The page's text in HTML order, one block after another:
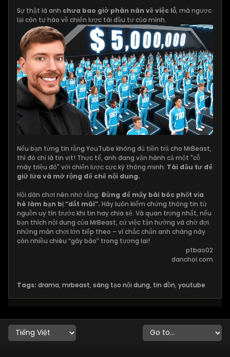
Sự thật là anh chưa bao giờ phàn nàn về việc lỗ, mà ngược
lại còn tự hào về chiến lược tái đầu tư của mình.
Nếu bạn từng tin rằng YouTube không đủ tiền trả cho MrBeast,
thì đó chỉ là tin vịt! Thực tế, anh đang vận hành cả một "cỗ
máy triệu đô" với chiến lược cực kỳ thông minh: Tái đầu tư để
giữ lửa và mở rộng đế chế nội dung.
Hội dân chơi nên nhớ rằng: Đừng để mấy bài bóc phốt vỉa
hè làm bạn bị “dắt mũi”. Hãy luôn kiểm chứng thông tin từ
nguồn uy tín trước khi tin hay chia sẻ. Và quan trọng nhất, nếu
bạn thích nội dung của MrBeast, cứ việc tận hưởng và chờ đợi
những màn chơi lớn tiếp theo – vì chắc chắn anh chàng này
còn nhiều chiêu “gây bão” trong tương lai!
ptbao02
danchoi.com
Tags: drama, mrbeast, sáng tạo nội dung, tin đồn, youtube